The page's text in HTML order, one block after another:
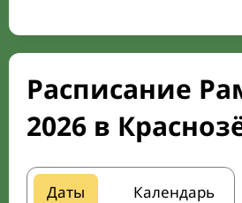
Расписание
2026 в
Даты Календарь